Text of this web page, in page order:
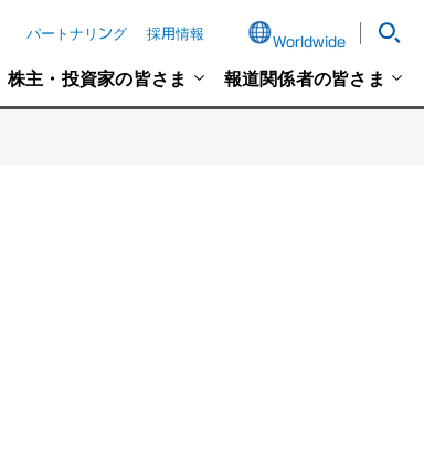
パートナリング 採用情報
Worldwide
株主・投資家の皆さま 報道関係者の皆さま